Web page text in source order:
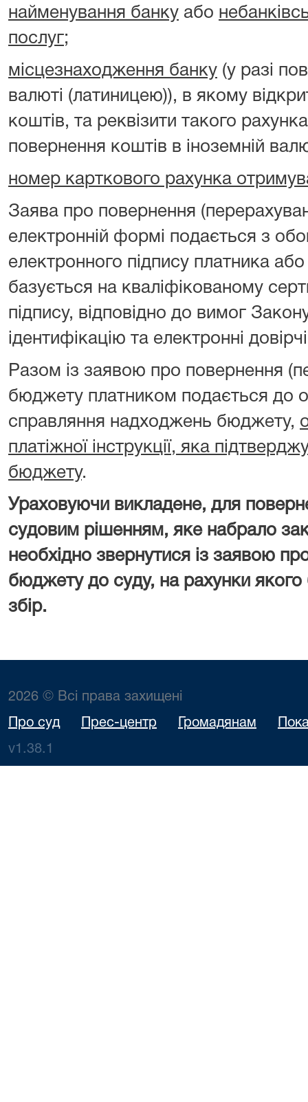
найменування банку або
послуг;
місцезнаходження банку (у разі
валюті (латиницею)), в якому
коштів, та реквізити такого
повернення коштів в іноземній
номер карткового рахунка
Заява про повернення
електронній формі подається з
електронного підпису платника
базується на кваліфікованому
підпису, відповідно до вимог
ідентифікацію та електронні
Разом із заявою про повернення
бюджету платником подається до
справляння надходжень бюджету,
платіжної інструкції, яка
бюджету.
Ураховуючи викладене, для
судовим рішенням, яке набрало
необхідно звернутися із заявою
бюджету до суду, на рахунки
збір.
2026 © Всі права захищені
Про суд Прес-центр Громадянам
v1.38.1